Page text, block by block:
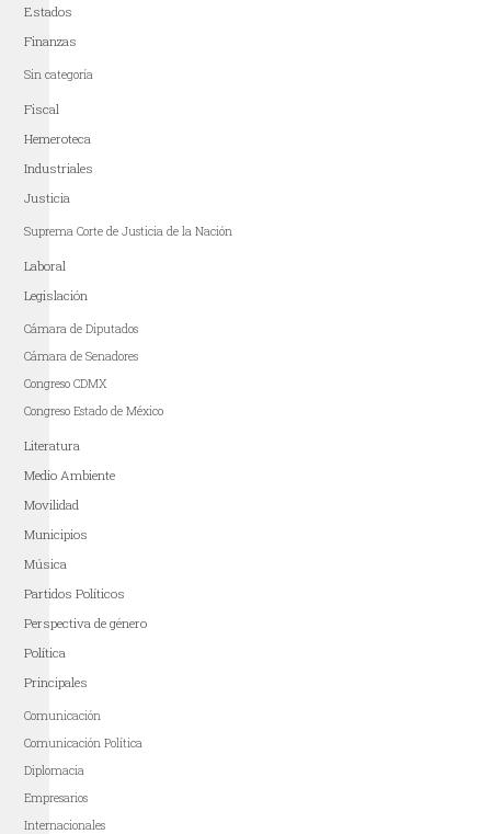
Estados
Finanzas
Sin categoría
Fiscal
Hemeroteca
Industriales
Justicia
Suprema Corte de Justicia de la Nación
Laboral
Legislación
Cámara de Diputados
Cámara de Senadores
Congreso CDMX
Congreso Estado de México
Literatura
Medio Ambiente
Movilidad
Municipios
Música
Partidos Políticos
Perspectiva de género
Política
Principales
Comunicación
Comunicación Política
Diplomacia
Empresarios
Internacionales